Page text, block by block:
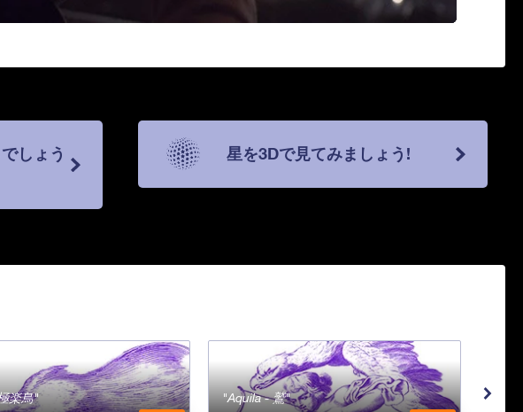
しょう
星を3Dで見てみましょう!
楽鳥 Aquila - 鷲